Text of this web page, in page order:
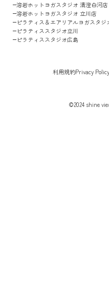
溶岩ホットヨガスタジオ 清澄白河店
溶岩ホットヨガスタジオ 立川店
ピラティス＆エアリアルヨガスタジ
ピラティススタジオ立川
ピラティススタジオ広島
利用規約Privacy Policy
©2024 shine